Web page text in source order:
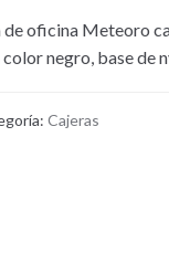
de oficina Meteoro
negro, base de
Cajeras